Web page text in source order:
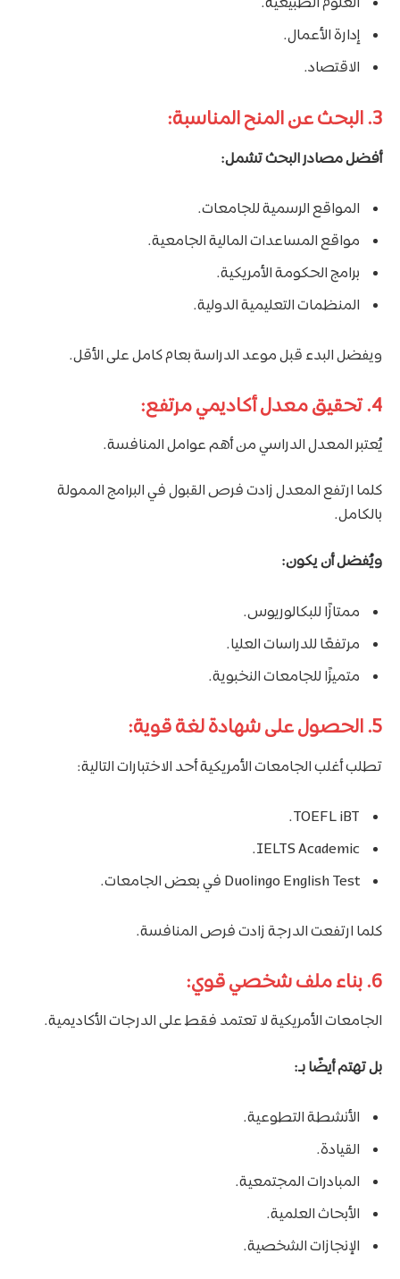
إدارة الأعمال.
الاقتصاد.
3. البحث عن المنح المناسبة:
أفضل مصادر البحث تشمل:
المواقع الرسمية للجامعات.
مواقع المساعدات المالية الجامعية.
برامج الحكومة الأمريكية.
المنظمات التعليمية الدولية.
ويفضل البدء قبل موعد الدراسة بعام كامل على الأقل.
4. تحقيق معدل أكاديمي مرتفع:
يُعتبر المعدل الدراسي من أهم عوامل المنافسة.
كلما ارتفع المعدل زادت فرص القبول في البرامج الممولة
بالكامل.
ويُفضل أن يكون:
ممتازًا للبكالوريوس.
مرتفعًا للدراسات العليا.
متميزًا للجامعات النخبوية.
5. الحصول على شهادة لغة قوية:
تطلب أغلب الجامعات الأمريكية أحد الاختبارات التالية:
TOEFL iBT.
IELTS Academic.
Duolingo English Test في بعض الجامعات.
كلما ارتفعت الدرجة زادت فرص المنافسة.
6. بناء ملف شخصي قوي:
الجامعات الأمريكية لا تعتمد فقط على الدرجات الأكاديمية.
بل تهتم أيضًا بـ:
الأنشطة التطوعية.
القيادة.
المبادرات المجتمعية.
الأبحاث العلمية.
الإنجازات الشخصية.